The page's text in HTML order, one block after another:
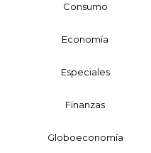
Consumo
Economía
Especiales
Finanzas
Globoeconomía